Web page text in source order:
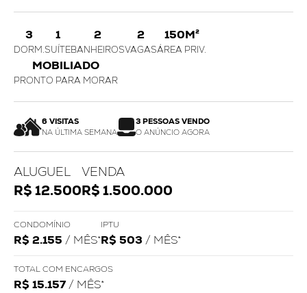
3
DORM.
1
SUÍTE
2
BANHEIROS
2
VAGAS
150M²
ÁREA PRIV.
MOBILIADO
PRONTO PARA MORAR
6 VISITAS
NA ÚLTIMA SEMANA
3 PESSOAS VENDO
O ANÚNCIO AGORA
ALUGUEL
R$ 12.500
VENDA
R$ 1.500.000
CONDOMÍNIO
R$ 2.155 / MÊS*
IPTU
R$ 503 / MÊS*
TOTAL COM ENCARGOS
R$ 15.157/ MÊS*